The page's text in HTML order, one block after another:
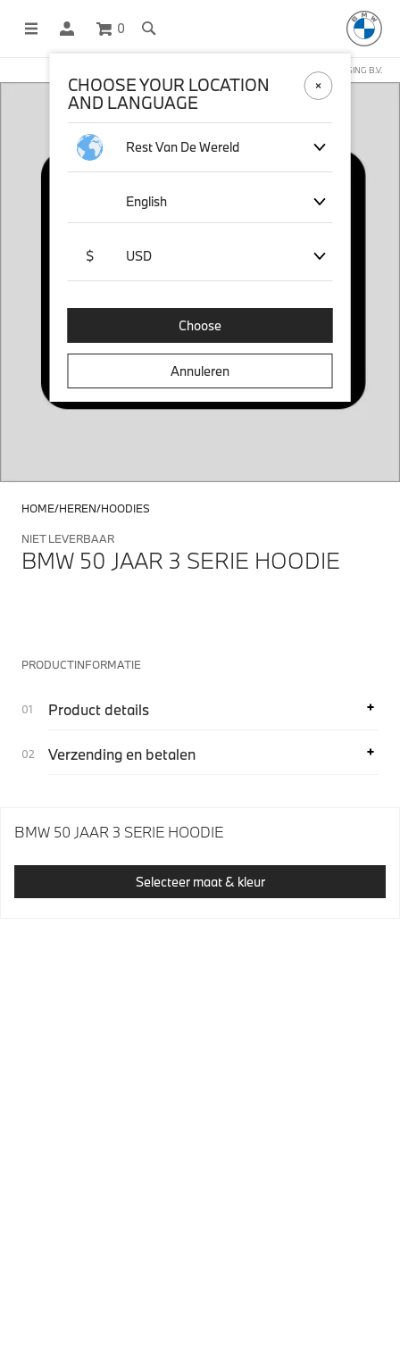
0
DEZE WEBSHOP WORDT BEHEERD DOOR STICHD SPORTMERCHANDISING B.V.
HOME HEREN HOODIES
NIET LEVERBAAR
BMW 50 JAAR 3 SERIE HOODIE
PRODUCTINFORMATIE
Product details
Verzending en betalen
BMW 50 JAAR 3 SERIE HOODIE
Selecteer maat & kleur
CHOOSE YOUR LOCATION
AND LANGUAGE
Rest Van De Wereld
English
$ USD
Choose
Annuleren